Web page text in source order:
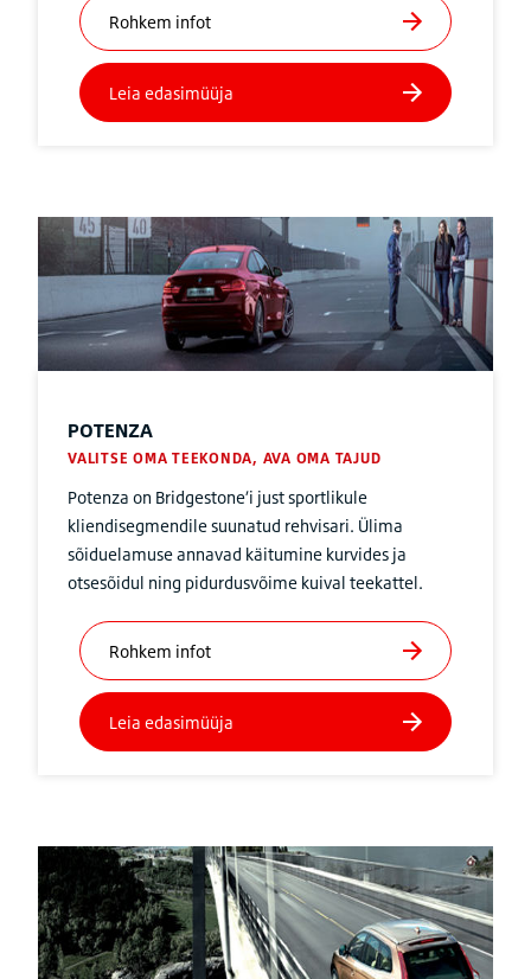
POTENZA
VALITSE OMA TEEKONDA, AVA OMA TAJUD
Potenza on Bridgestone’i just sportlikule
kliendisegmendile suunatud rehvisari. Ülima
sõiduelamuse annavad käitumine kurvides ja
otsesõidul ning pidurdusvõime kuival teekattel.